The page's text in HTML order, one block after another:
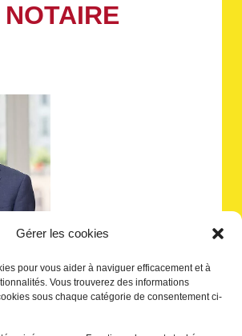
Gérer les cookies
pour vous aider à naviguer efficacement et à
Vous trouverez des informations
sous chaque catégorie de consentement ci-
NOTAIRE